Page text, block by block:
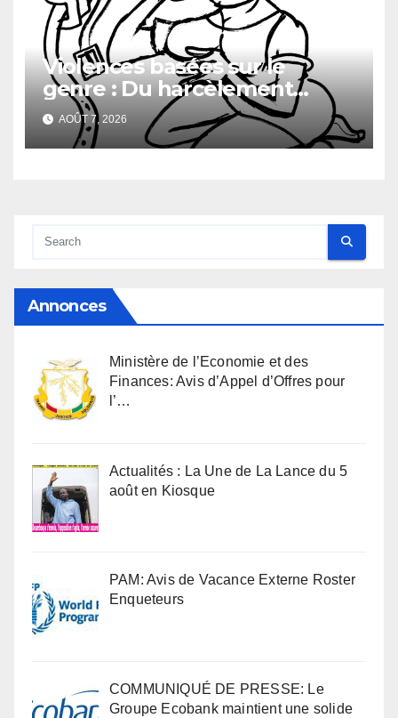
Violences basées sur le
genre : Du harcèlement
sexuel
AOÛT 7, 2026
Annonces
Ministère de l’Economie et des
Finances: Avis d’Appel d’Offres pour
l’…
Actualités : La Une de La Lance du 5
août en Kiosque
PAM: Avis de Vacance Externe Roster
Enqueteurs
COMMUNIQUÉ DE PRESSE: Le
Groupe Ecobank maintient une solide